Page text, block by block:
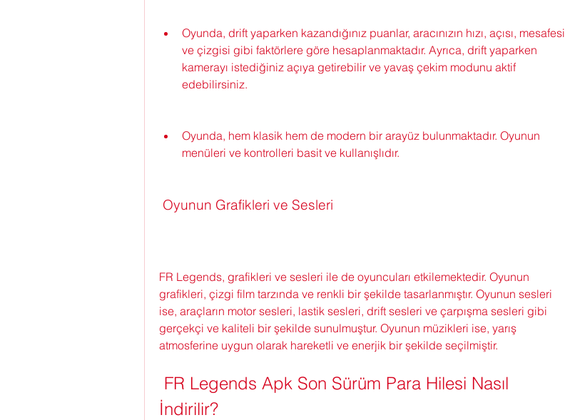
Oyunda, drift yaparken kazandığınız puanlar, aracınızın hızı, açısı, mesafesi
ve çizgisi gibi faktörlere göre hesaplanmaktadır. Ayrıca, drift yaparken
kamerayı istediğiniz açıya getirebilir ve yavaş çekim modunu aktif
edebilirsiniz.
Oyunda, hem klasik hem de modern bir arayüz bulunmaktadır. Oyunun
menüleri ve kontrolleri basit ve kullanışlıdır.
Oyunun Grafikleri ve Sesleri
FR Legends, grafikleri ve sesleri ile de oyuncuları etkilemektedir. Oyunun
grafikleri, çizgi film tarzında ve renkli bir şekilde tasarlanmıştır. Oyunun sesleri
ise, araçların motor sesleri, lastik sesleri, drift sesleri ve çarpışma sesleri gibi
gerçekçi ve kaliteli bir şekilde sunulmuştur. Oyunun müzikleri ise, yarış
atmosferine uygun olarak hareketli ve enerjik bir şekilde seçilmiştir.
İndirilir?